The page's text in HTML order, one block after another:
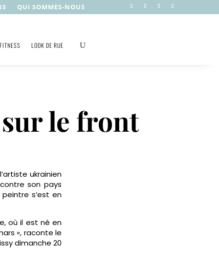
QUI SOMMES-NOUS
FITNESS LOOK DE RUE
le front
ukrainien
son pays
s’est en
où il est né en
», raconte le
dimanche 20